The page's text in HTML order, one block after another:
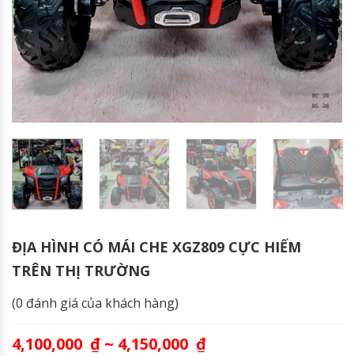
ĐỊA HÌNH CÓ MÁI CHE XGZ809 CỰC HIẾM
TRÊN THỊ TRƯỜNG
(0 đánh giá của khách hàng)
4,100,000 ₫ ~ 4,150,000 ₫